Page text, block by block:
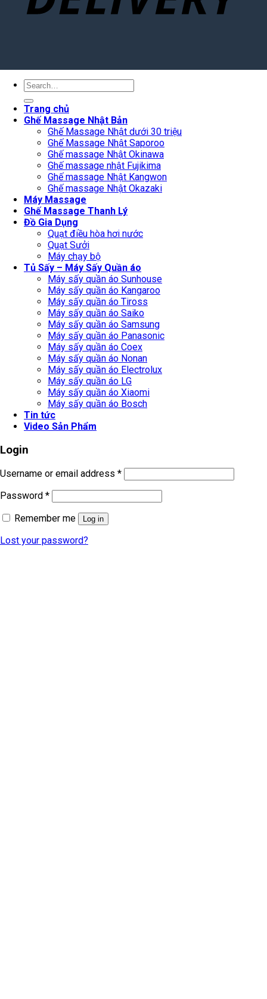
Search
Trang chủ
Ghế Massage Nhật Bản
Ghế Massage Nhật dưới 30 triệu
Ghế Massage Nhật Saporoo
Ghế massage Nhật Okinawa
Ghế massage nhật Fujikima
Ghế massage Nhật Kangwon
Ghế massage Nhật Okazaki
Máy Massage
Ghế Massage Thanh Lý
Đồ Gia Dụng
Quạt điều hòa hơi nước
Quạt Sưởi
Máy chạy bộ
Tủ Sấy – Máy Sấy Quần áo
Máy sấy quần áo Sunhouse
Máy sấy quần áo Kangaroo
Máy sấy quần áo Tiross
Máy sấy quần áo Saiko
Máy sấy quần áo Samsung
Máy sấy quần áo Panasonic
Máy sấy quần áo Coex
Máy sấy quần áo Nonan
Máy sấy quần áo Electrolux
Máy sấy quần áo LG
Máy sấy quần áo Xiaomi
Máy sấy quần áo Bosch
Tin tức
Video Sản Phẩm
Login
Username or email address *
Password *
Remember me
Log in
Lost your password?